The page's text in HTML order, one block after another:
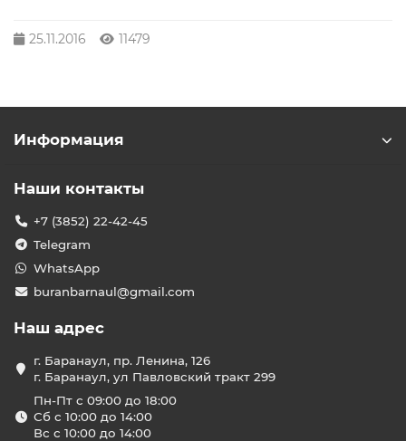
25.11.2016 11479
Информация
Наши контакты
+7 (3852) 22-42-45
Telegram
WhatsApp
buranbarnaul@gmail.com
Наш адрес
г. Баранаул, пр. Ленина, 126
г. Баранаул, ул Павловский тракт 299
Пн-Пт с 09:00 до 18:00
Сб с 10:00 до 14:00
Вс с 10:00 до 14:00